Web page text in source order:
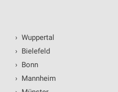
› Wuppertal
› Bielefeld
› Bonn
› Mannheim